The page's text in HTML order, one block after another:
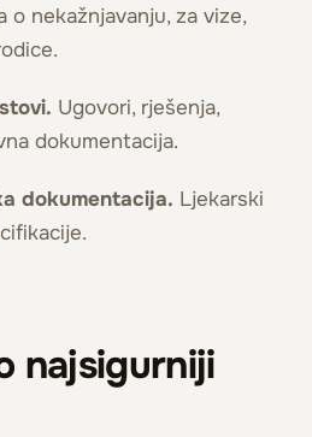
o nekažnjavanju, za vize,
Ugovori, rješenja,
dokumentacija.
dokumentacija. Ljekarski
najsigurniji